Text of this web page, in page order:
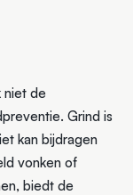
niet de
Grind is
kan bijdragen
vonken of
biedt de